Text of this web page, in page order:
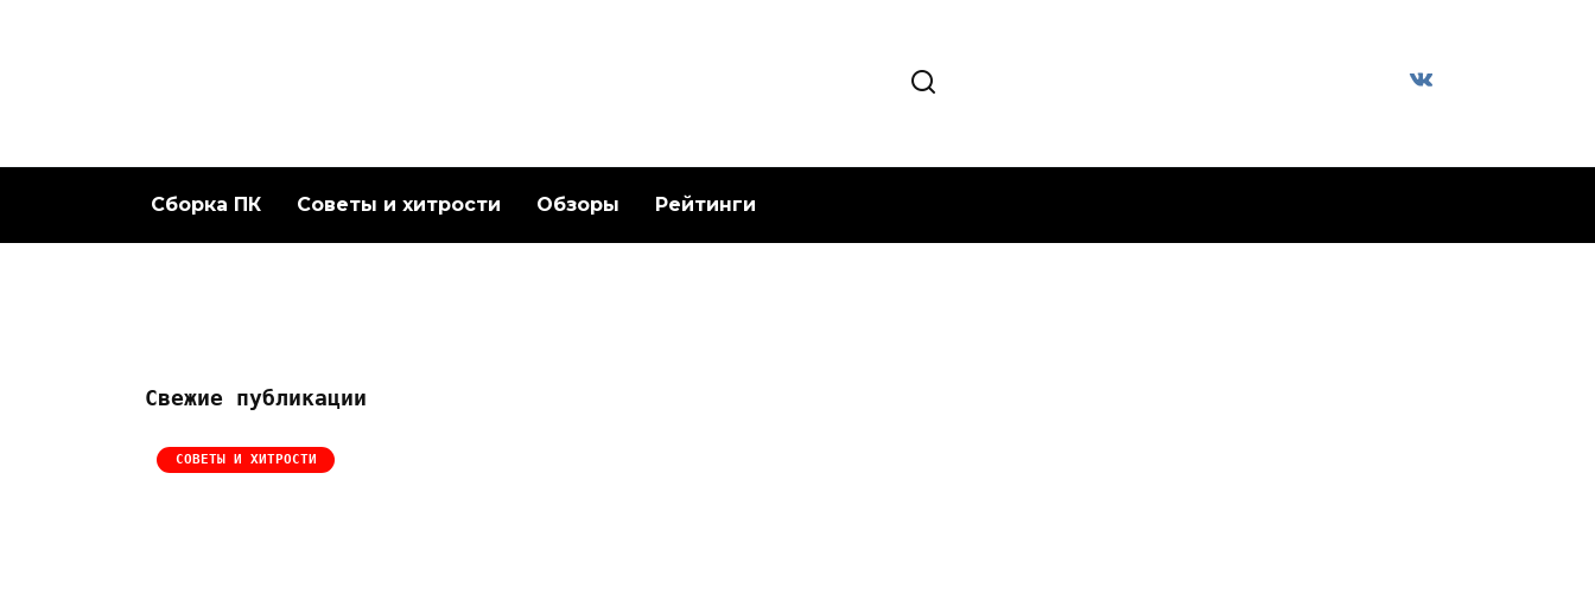
Сборка ПК Советы и хитрости Обзоры Рейтинги
Свежие публикации
СОВЕТЫ И ХИТРОСТИ